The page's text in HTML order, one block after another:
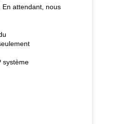
En attendant, nous
système